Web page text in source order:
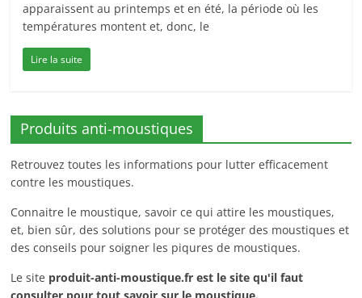
apparaissent au printemps et en été, la période où les
températures montent et, donc, le
Lire la suite
Produits anti-moustiques
Retrouvez toutes les informations pour lutter efficacement
contre les moustiques.
Connaitre le moustique, savoir ce qui attire les moustiques,
et, bien sûr, des solutions pour se protéger des moustiques et
des conseils pour soigner les piqures de moustiques.
Le site produit-anti-moustique.fr est le site qu'il faut